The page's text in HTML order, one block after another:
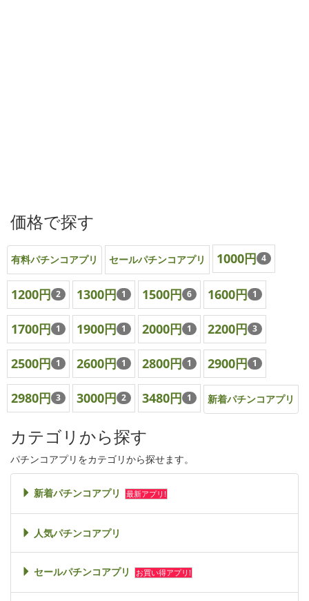
価格で探す
有料パチンコアプリ セールパチンコアプリ 1000円 4
1200円 2 1300円 1 1500円 6 1600円 1
1700円 1 1900円 1 2000円 1 2200円 3
2500円 1 2600円 1 2800円 1 2900円 1
2980円 3 3000円 2 3480円 1 新着パチンコアプリ
カテゴリから探す
パチンコアプリをカテゴリから探せます。
新着パチンコアプリ 最新アプリ!
人気パチンコアプリ
セールパチンコアプリ お買い得アプリ!